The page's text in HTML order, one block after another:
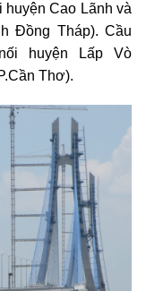
huyện Cao Lãnh và
Đồng Tháp). Cầu
huyện Lấp Vò
Thơ).